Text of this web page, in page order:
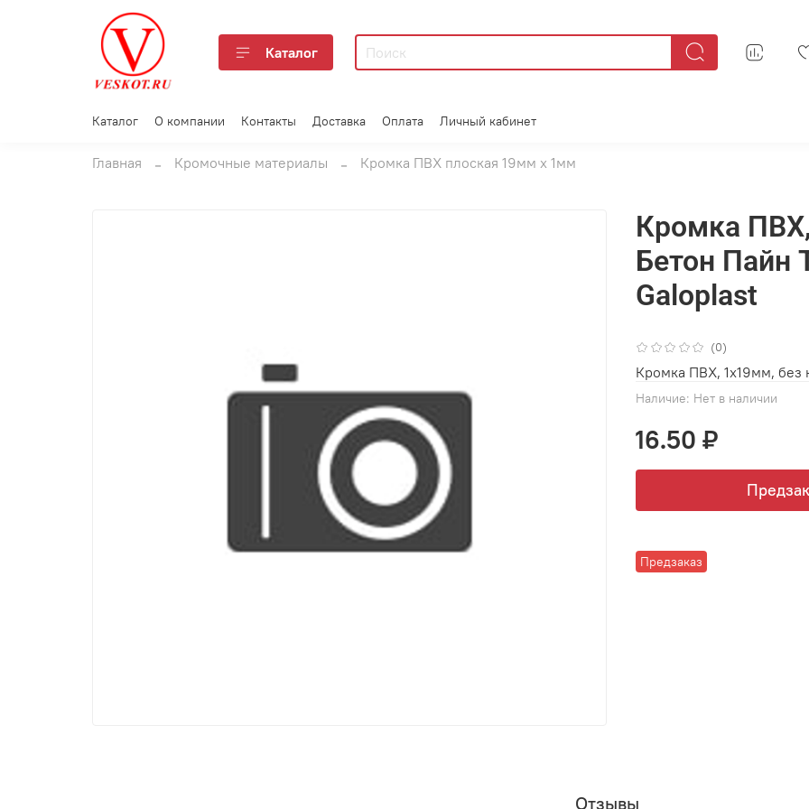
Каталог
Каталог О компании Контакты Доставка Оплата Личный кабинет
Главная Кромочные материалы Кромка ПВХ плоская 19мм х 1мм
(0)
Наличие: Нет в наличии
Предзаказ
Кромка
Бетон Пайн
Galoplast
16.50 ₽
Кромка ПВХ, 1x19мм, без
Отзывы